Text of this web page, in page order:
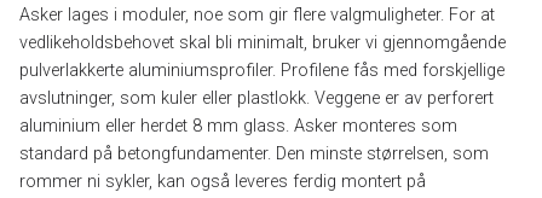
Asker lages i moduler, noe som gir flere valgmuligheter. For at
vedlikeholdsbehovet skal bli minimalt, bruker vi gjennomgående
pulverlakkerte aluminiumsprofiler. Profilene fås med forskjellige
avslutninger, som kuler eller plastlokk. Veggene er av perforert
aluminium eller herdet 8 mm glass. Asker monteres som
standard på betongfundamenter. Den minste størrelsen, som
rommer ni sykler, kan også leveres ferdig montert på